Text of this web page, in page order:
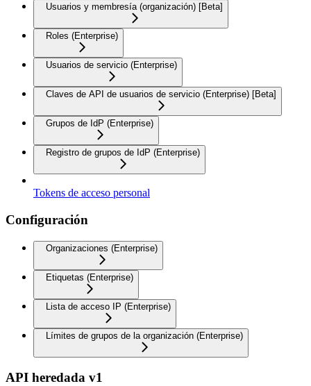
Usuarios y membresía (organización) [Beta]
Roles (Enterprise)
Usuarios de servicio (Enterprise)
Claves de API de usuarios de servicio (Enterprise) [Beta]
Grupos de IdP (Enterprise)
Registro de grupos de IdP (Enterprise)
Tokens de acceso personal
Configuración
Organizaciones (Enterprise)
Etiquetas (Enterprise)
Lista de acceso IP (Enterprise)
Límites de grupos de la organización (Enterprise)
API heredada v1